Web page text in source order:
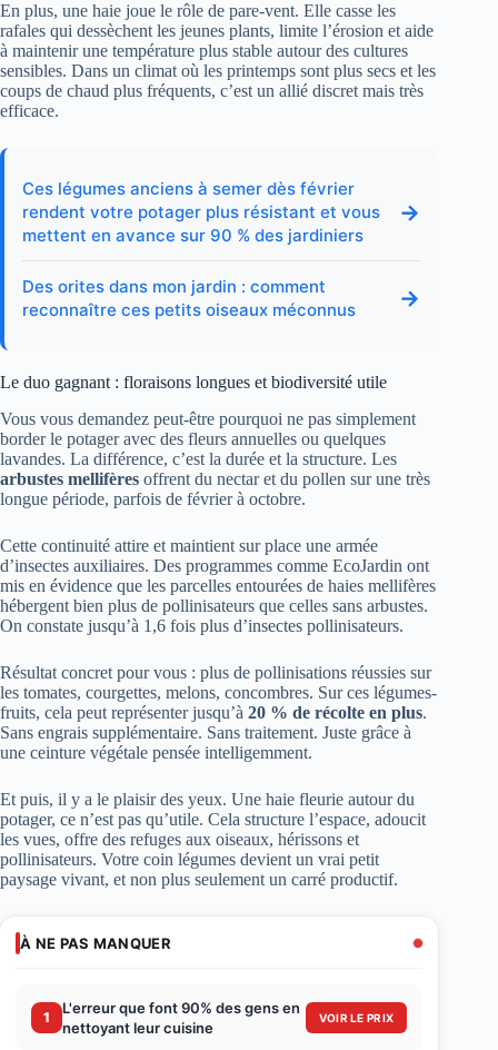
En plus, une haie joue le rôle de pare-vent. Elle casse les
rafales qui dessèchent les jeunes plants, limite l’érosion et aide
à maintenir une température plus stable autour des cultures
sensibles. Dans un climat où les printemps sont plus secs et les
coups de chaud plus fréquents, c’est un allié discret mais très
efficace.
Ces légumes anciens à semer dès février
rendent votre potager plus résistant et vous
mettent en avance sur 90 % des jardiniers
→
Des orites dans mon jardin : comment
reconnaître ces petits oiseaux méconnus
→
Le duo gagnant : floraisons longues et biodiversité utile
Vous vous demandez peut-être pourquoi ne pas simplement
border le potager avec des fleurs annuelles ou quelques
lavandes. La différence, c’est la durée et la structure. Les
arbustes mellifères offrent du nectar et du pollen sur une très
longue période, parfois de février à octobre.
Cette continuité attire et maintient sur place une armée
d’insectes auxiliaires. Des programmes comme EcoJardin ont
mis en évidence que les parcelles entourées de haies mellifères
hébergent bien plus de pollinisateurs que celles sans arbustes.
On constate jusqu’à 1,6 fois plus d’insectes pollinisateurs.
Résultat concret pour vous : plus de pollinisations réussies sur
les tomates, courgettes, melons, concombres. Sur ces légumes-
fruits, cela peut représenter jusqu’à 20 % de récolte en plus.
Sans engrais supplémentaire. Sans traitement. Juste grâce à
une ceinture végétale pensée intelligemment.
Et puis, il y a le plaisir des yeux. Une haie fleurie autour du
potager, ce n’est pas qu’utile. Cela structure l’espace, adoucit
les vues, offre des refuges aux oiseaux, hérissons et
pollinisateurs. Votre coin légumes devient un vrai petit
paysage vivant, et non plus seulement un carré productif.
À NE PAS MANQUER
1
L'erreur que font 90% des gens en
nettoyant leur cuisine
VOIR LE PRIX